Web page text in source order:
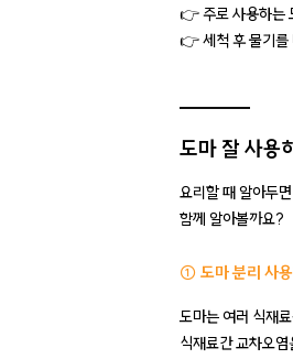
👉 주로 사용하는
👉 세척 후 물기를
도마 잘 사용
요리할 때 알아두
함께 알아볼까요?
① 도마 분리 사용
도마는 여러 식재
식재료간 교차오